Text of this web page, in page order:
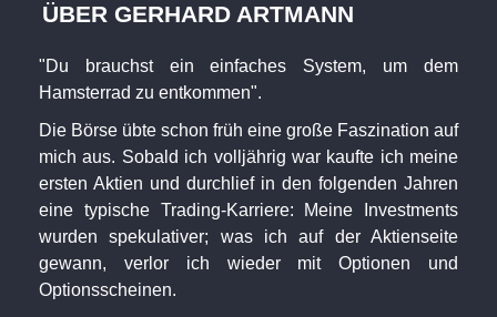
ÜBER GERHARD ARTMANN
"Du brauchst ein einfaches System, um dem
Hamsterrad zu entkommen".
Die Börse übte schon früh eine große Faszination auf
mich aus. Sobald ich volljährig war kaufte ich meine
ersten Aktien und durchlief in den folgenden Jahren
eine typische Trading-Karriere: Meine Investments
wurden spekulativer; was ich auf der Aktienseite
gewann, verlor ich wieder mit Optionen und
Optionsscheinen.